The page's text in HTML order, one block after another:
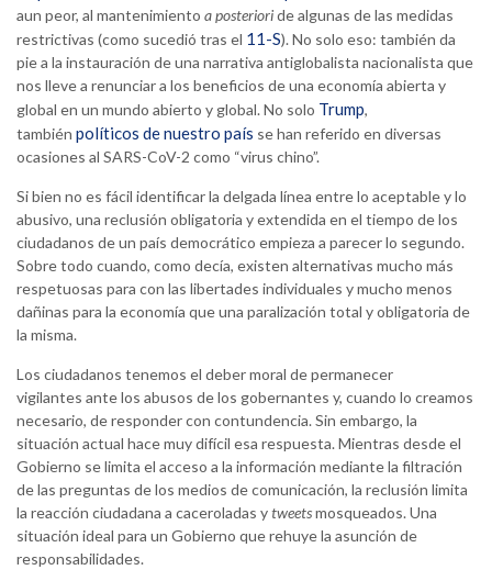
aun peor, al mantenimiento a posterioride algunas de las medidas
restrictivas (como sucedió tras el 11-S). No solo eso: también da
pie a la instauración de una narrativa antiglobalista nacionalista que
nos lleve a renunciar a los beneficios de una economía abierta y
global en un mundo abierto y global. No solo Trump,
también políticos de nuestro país se han referido en diversas
ocasiones al SARS-CoV-2 como “virus chino”.
Si bien no es fácil identificar la delgada línea entre lo aceptable y lo
abusivo, una reclusión obligatoria y extendida en el tiempo de los
ciudadanos de un país democrático empieza a parecer lo segundo.
Sobre todo cuando, como decía, existen alternativas mucho más
respetuosas para con las libertades individuales y mucho menos
dañinas para la economía que una paralización total y obligatoria de
la misma.
Los ciudadanos tenemos el deber moral de permanecer
vigilantes ante los abusos de los gobernantes y, cuando lo creamos
necesario, de responder con contundencia. Sin embargo, la
situación actual hace muy difícil esa respuesta. Mientras desde el
Gobierno se limita el acceso a la información mediante la filtración
de las preguntas de los medios de comunicación, la reclusión limita
la reacción ciudadana a caceroladas ytweetsmosqueados. Una
situación ideal para un Gobierno que rehuye la asunción de
responsabilidades.